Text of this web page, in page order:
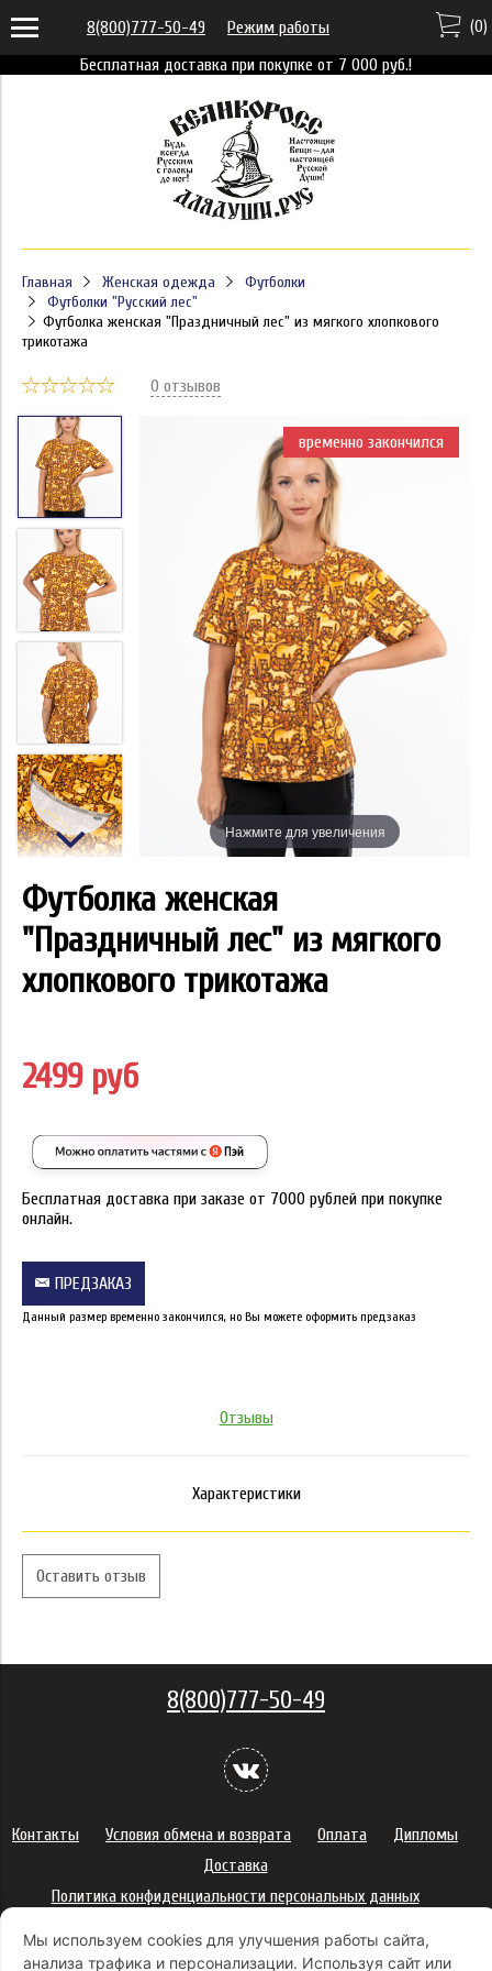
Бесплатная доставка при покупке от 7 000 руб.!
8(800)777-50-49 Режим работы (0)
Главная Женская одежда
Футболки
Футболки "Русский лес"
Футболка женская "Праздничный лес" из мягкого хлопкового
трикотажа
0 отзывов
временно закончился
Нажмите для увеличения
Футболка женская
"Праздничный лес" из мягкого
хлопкового трикотажа
2499 руб
Бесплатная доставка при заказе от 7000 рублей при покупке
онлайн.
ПРЕДЗАКАЗ
Данный размер временно закончился, но Вы можете оформить предзаказ
Отзывы
Характеристики
Оставить отзыв
Мы используем cookies для улучшения работы сайта,
анализа трафика и персонализации. Используя сайт или
8(800)777-50-49
Контакты Условия обмена и возврата Оплата
Дипломы
Доставка
Политика конфиденциальности персональных данных
Правила использования подарочных карт